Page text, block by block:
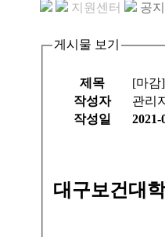
지원센터 공
게시물 보기
제목
[마감
작성자
관리
작성일
2021-
대구보건대